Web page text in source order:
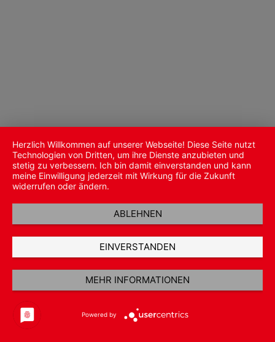
Herzlich Willkommen auf unserer Webseite! Diese Seite nutzt
Technologien von Dritten, um ihre Dienste anzubieten und
stetig zu verbessern. Ich bin damit einverstanden und kann
meine Einwilligung jederzeit mit Wirkung für die Zukunft
widerrufen oder ändern.
ABLEHNEN
EINVERSTANDEN
MEHR INFORMATIONEN
Powered by